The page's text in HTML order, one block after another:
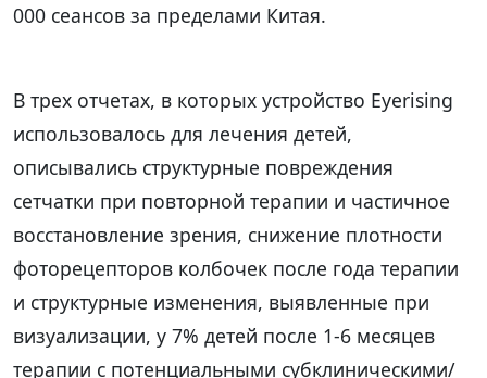
000 сеансов за пределами Китая.
В трех отчетах, в которых устройство Eyerising
использовалось для лечения детей,
описывались структурные повреждения
сетчатки при повторной терапии и частичное
восстановление зрения, снижение плотности
фоторецепторов колбочек после года терапии
и структурные изменения, выявленные при
визуализации, у 7% детей после 1-6 месяцев
терапии с потенциальными субклиническими/